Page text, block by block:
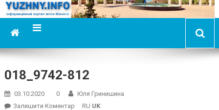
018_9742-812
03.10.2020 0
Юля Гринишина
Залишити КоментарOn RU UK